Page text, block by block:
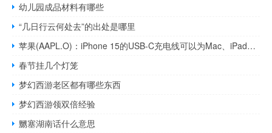
幼儿园成品材料有哪些
“几日行云何处去”的出处是哪里
苹果(AAPL.O)：iPhone 15的USB-C充电线可以为Mac、iPad、iPhone和第二代AirPods Pro充电
春节挂几个灯笼
梦幻西游老区都有哪些东西
梦幻西游领双倍经验
嬲塞湖南话什么意思